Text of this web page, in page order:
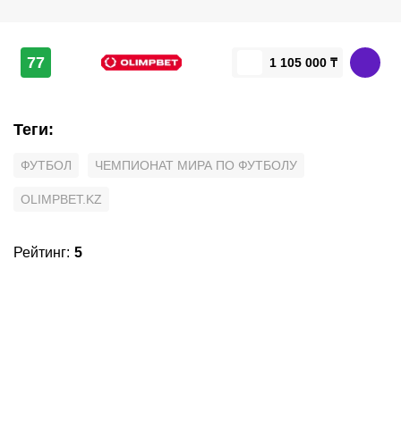
77 1 105 000 ₸
Теги:
ФУТБОЛ ЧЕМПИОНАТ МИРА ПО ФУТБОЛУ
OLIMPBET.KZ
Рейтинг: 5